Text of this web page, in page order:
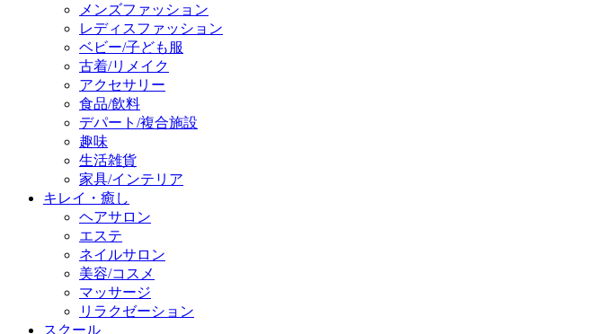
メンズファッション
レディスファッション
ベビー/子ども服
古着/リメイク
アクセサリー
食品/飲料
デパート/複合施設
趣味
生活雑貨
家具/インテリア
キレイ・癒し
ヘアサロン
エステ
ネイルサロン
美容/コスメ
マッサージ
リラクゼーション
スクール